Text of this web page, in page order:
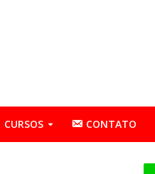
CURSOS CONTATO